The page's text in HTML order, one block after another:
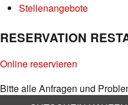
Stellenangebote
RESERVATION
Online reservieren
Bitte alle Anfragen und